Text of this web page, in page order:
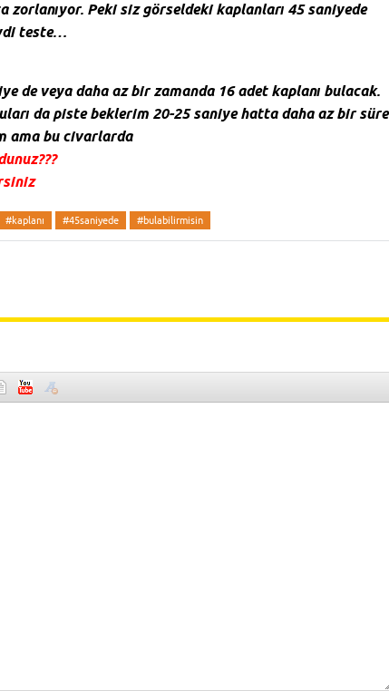
Peki siz görseldeki kaplanları 45 saniyede
teste…
de veya daha az bir zamanda 16 adet kaplanı bulacak.
da piste beklerim 20-25 saniye hatta daha az bir süre
ama bu civarlarda
#kaplanı #45saniyede #bulabilirmisin